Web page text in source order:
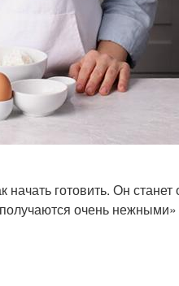
начать готовить. Он
очень нежными»